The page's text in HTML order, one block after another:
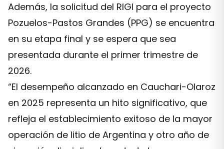
Además, la solicitud del RIGI para el proyecto
Pozuelos-Pastos Grandes (PPG) se encuentra
en su etapa final y se espera que sea
presentada durante el primer trimestre de
2026.
“El desempeño alcanzado en Cauchari-Olaroz
en 2025 representa un hito significativo, que
refleja el establecimiento exitoso de la mayor
operación de litio de Argentina y otro año de